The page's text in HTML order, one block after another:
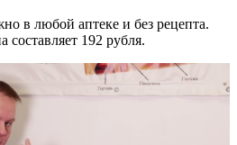
в любой аптеке и без рецепта.
составляет 192 рубля.